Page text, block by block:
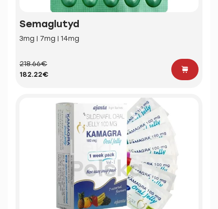
Semaglutyd
3mg | 7mg | 14mg
218.66€
182.22€